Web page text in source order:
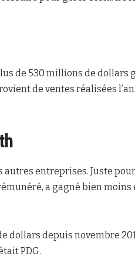
de 530 millions de dollars
de ventes réalisées
entreprises. Juste
a gagné bien moins
dollars depuis novembre
PDG.